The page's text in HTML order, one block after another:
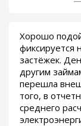
Хорошо
фиксируется
застёжек.
другим
перешла
того, в
среднего